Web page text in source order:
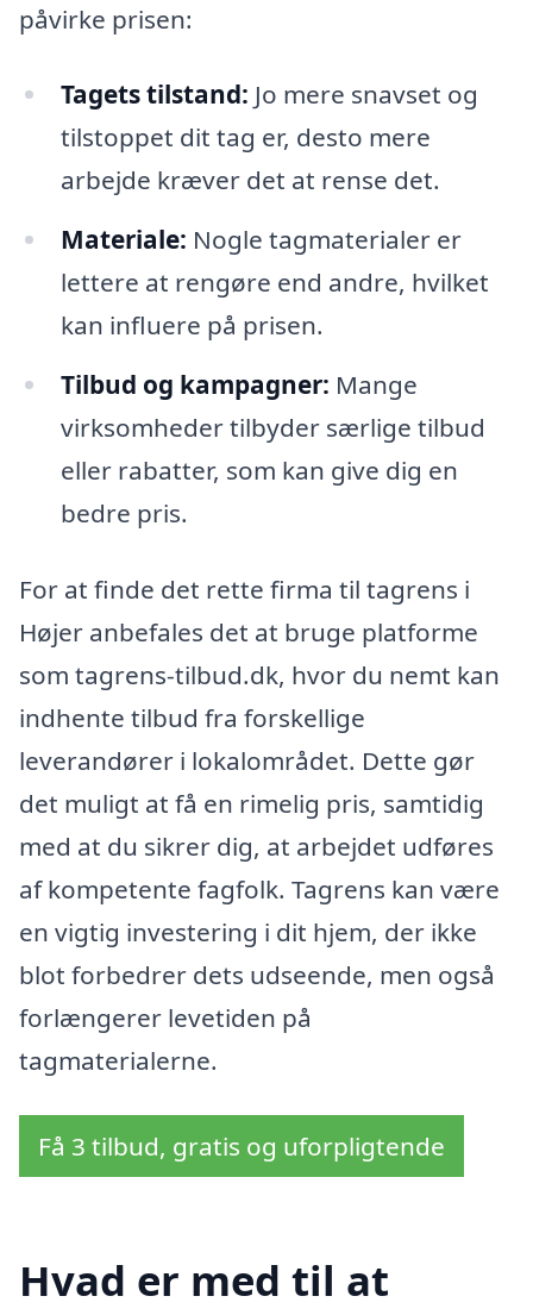
påvirke prisen:
Tagets tilstand: Jo mere snavset og
tilstoppet dit tag er, desto mere
arbejde kræver det at rense det.
Materiale: Nogle tagmaterialer er
lettere at rengøre end andre, hvilket
kan influere på prisen.
Tilbud og kampagner: Mange
virksomheder tilbyder særlige tilbud
eller rabatter, som kan give dig en
bedre pris.
For at finde det rette firma til tagrens i
Højer anbefales det at bruge platforme
som tagrens-tilbud.dk, hvor du nemt kan
indhente tilbud fra forskellige
leverandører i lokalområdet. Dette gør
det muligt at få en rimelig pris, samtidig
med at du sikrer dig, at arbejdet udføres
af kompetente fagfolk. Tagrens kan være
en vigtig investering i dit hjem, der ikke
blot forbedrer dets udseende, men også
forlængerer levetiden på
tagmaterialerne.
Få 3 tilbud, gratis og uforpligtende
Hvad er med til at